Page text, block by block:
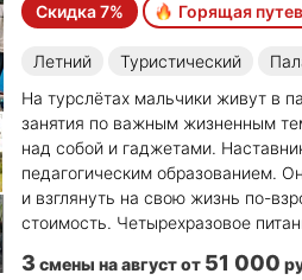
Скидка 7% Горящая
Летний Туристический
На турслётах мальчики живут в
занятия по важным жизненным
над собой и гаджетами.
педагогическим образованием.
и взглянуть на свою жизнь по-
стоимость. Четырехразовое
3 смены на августот 51 000